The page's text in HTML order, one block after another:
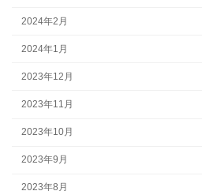
2024年2月
2024年1月
2023年12月
2023年11月
2023年10月
2023年9月
2023年8月